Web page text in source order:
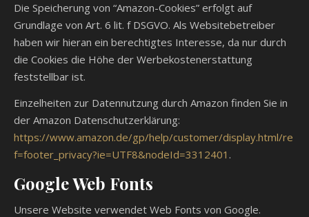
Die Speicherung von “Amazon-Cookies” erfolgt auf
Grundlage von Art. 6 lit. f DSGVO. Als Websitebetreiber
haben wir hieran ein berechtigtes Interesse, da nur durch
die Cookies die Höhe der Werbekostenerstattung
feststellbar ist.
Einzelheiten zur Datennutzung durch Amazon finden Sie in
der Amazon Datenschutzerklärung:
https://www.amazon.de/gp/help/customer/display.html/re
f=footer_privacy?ie=UTF8&nodeId=3312401 .
Google Web Fonts
Unsere Website verwendet Web Fonts von Google.